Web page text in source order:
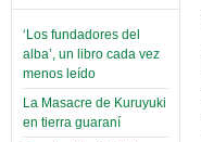
‘Los fundadores del
alba’, un libro cada vez
menos leído
La Masacre de Kuruyuki
en tierra guaraní